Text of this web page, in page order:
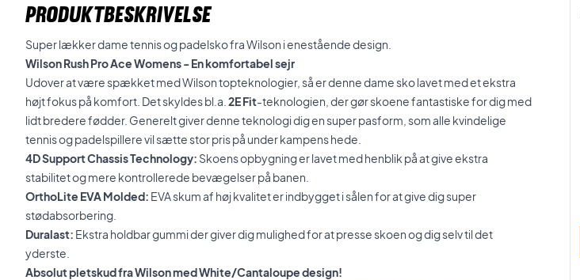
PRODUKTBESKRIVELSE
Super lækker dame tennis og padelsko fra Wilson i enestående design.
Wilson Rush Pro Ace Womens - En komfortabel sejr
Udover at være spækket med Wilson topteknologier, så er denne dame sko lavet med et ekstra
højt fokus på komfort. Det skyldes bl.a. 2E Fit-teknologien, der gør skoene fantastiske for dig med
lidt bredere fødder. Generelt giver denne teknologi dig en super pasform, som alle kvindelige
tennis og padelspillere vil sætte stor pris på under kampens hede.
4D Support Chassis Technology: Skoens opbygning er lavet med henblik på at give ekstra
stabilitet og mere kontrollerede bevægelser på banen.
OrthoLite EVA Molded: EVA skum af høj kvalitet er indbygget i sålen for at give dig super
stødabsorbering.
Duralast: Ekstra holdbar gummi der giver dig mulighed for at presse skoen og dig selv til det
yderste.
Absolut pletskud fra Wilson med White/Cantaloupe design!